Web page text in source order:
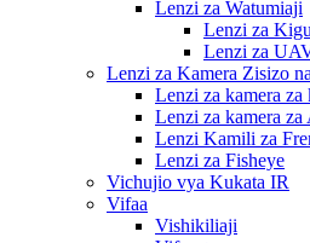
Lenzi za Watumiaji
Lenzi za
Lenzi za
Lenzi za Kamera Zisizo
Lenzi za kamera
Lenzi za kamera za
Lenzi Kamili za
Lenzi za Fisheye
Vichujio vya Kukata IR
Vifaa
Vishikiliaji